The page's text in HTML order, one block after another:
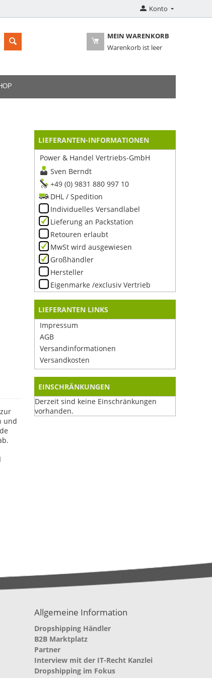
Konto
MEIN WARENKORB
Warenkorb ist leer
und
LIEFERANTEN-INFORMATIONEN
Power & Handel Vertriebs-GmbH
Sven Berndt
+49 (0) 9831 880 997 10
DHL / Spedition
Individuelles Versandlabel
Lieferung an Packstation
Retouren erlaubt
MwSt wird ausgewiesen
Großhändler
Hersteller
Eigenmarke /exclusiv Vertrieb
LIEFERANTEN LINKS
Impressum
AGB
Versandinformationen
Versandkosten
EINSCHRÄNKUNGEN
Derzeit sind keine Einschränkungen
vorhanden.
Allgemeine Information
Dropshipping Händler
B2B Marktplatz
Partner
Interview mit der IT-Recht Kanzlei
Dropshipping im Fokus